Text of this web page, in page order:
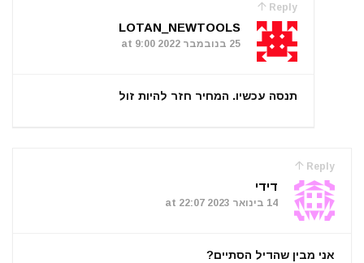
Reply
LOTAN_NEWTOOLS
25 בנובמבר 2022 at 9:00
תנסה עכשיו. המחיר חזר להיות זול
Reply
דידי
14 בינואר 2023 at 22:07
אני מבין שהדיל הסתיים?